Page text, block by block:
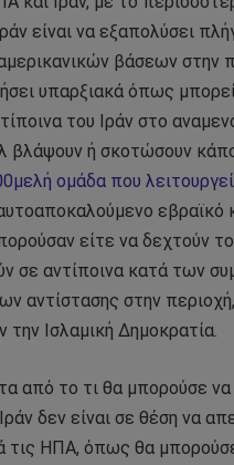
είναι να εξαπολύσει
βάσεων στην
υπαρξιακά όπως
του Ιράν στο
βλάψουν ή σκοτώσουν
ομάδα που
εβραϊκό
είτε να δεχτούν
σε αντίποινα κατά των
αντίστασης στην
την Ισλαμική Δημοκρατία.
από το τι θα μπορούσε να
δεν είναι σε θέση να
τις ΗΠΑ, όπως θα